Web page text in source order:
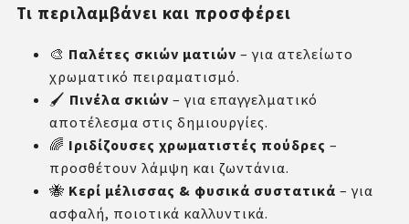
Τι περιλαμβάνει και προσφέρει
🎨 Παλέτες σκιών ματιών – για ατελείωτο
χρωματικό πειραματισμό.
🖌️ Πινέλα σκιών – για επαγγελματικό
αποτέλεσμα στις δημιουργίες.
🌈 Ιριδίζουσες χρωματιστές πούδρες –
προσθέτουν λάμψη και ζωντάνια.
🐝 Κερί μέλισσας & φυσικά συστατικά – για
ασφαλή, ποιοτικά καλλυντικά.